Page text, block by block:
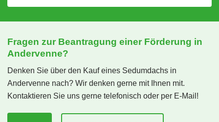
Fragen zur Beantragung einer Förderung in
Andervenne?
Denken Sie über den Kauf eines Sedumdachs in
Andervenne nach? Wir denken gerne mit Ihnen mit.
Kontaktieren Sie uns gerne telefonisch oder per E-Mail!